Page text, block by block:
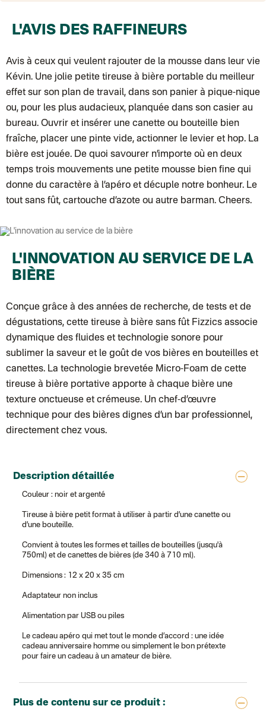
Point relais Standard
Colissimo suivi (expédition partenaire)
Colissimo suivi (envoi partenaire)
Test dropshipping
Colissimo suivi (expédition Soundivine)
Colissimo suivi (expédition Juste un arbre)
Colissimo suivi (expédition Cheer Moda)
Lettre suivie (expédition Merci Maman)
Colissimo suivi (expédition June & Jane)
Colissimo suivi (expédition Les Fils)
Lettre suivie (expédition Les Fils)
Lettre suivie (expédition La Poupette à Paillettes)
Colissimo suivi (expédition Toi-même)
Lettre suivie (expédition par Noémie, la créatrice)
Colissimo suivi (expédition Zebrabook)
Colissimo suivi (expédition Petit Coq)
Colissimo suivi (expédition Papier Curieux)
Lettre Suivie (expédition Atelier Wagram)
Lettre suivie (expédition Atelier Aismée)
DPD colis suivi (expédition La Boîte Concept)
Colis suivi (expédition Loia)
Colissimo personnalisé
Colis suivi (expédition Maison Roshi)
Colissimo suivi (expédition Connoisseur)
Colis suivi GLS (expédition Tikino)
Colissimo suivi (expédition April Eleven)
Belgique
Lettre prioritaire
Colissimo suivi (expédition par Yamayama): Livraison à votre
Chronopost Belgique
Colissimo suivi (expédition par Tot): Livraison à votre domicile,
Chronopost - Livraison express à domicile
Colissimo suivi (expédition partenaire)
Colis suivi (DPD)
Colissimo suivi (expédition Toi-même)
Colissimo suivi (expédition Zebrabook)
Colissimo suivi (expédition Minoe)
Lettre suivie (expédition Les mots doux)
Colissimo suivi (expédition Papier Curieux)
DPD colis suivi (expédition Bounce)
Colis suivi (expédition Loia)
Colissimo suivi (expédition Connoisseur)
Colissimo suivi (expédition April Eleven)
Luxembourg
Lettre prioritaire
Colissimo suivi (expédition Toi-même)
Lettre suivie (expédition Atelier Aismée)
L'AVIS DES RAFFINEURS
Avis à ceux qui veulent rajouter de la mousse dans leur vie
Kévin. Une jolie petite tireuse à bière portable du meilleur
effet sur son plan de travail, dans son panier à pique-nique
ou, pour les plus audacieux, planquée dans son casier au
bureau. Ouvrir et insérer une canette ou bouteille bien
fraîche, placer une pinte vide, actionner le levier et hop. La
bière est jouée. De quoi savourer n’importe où en deux
temps trois mouvements une petite mousse bien fine qui
donne du caractère à l’apéro et décuple notre bonheur. Le
tout sans fût, cartouche d’azote ou autre barman. Cheers.
L'INNOVATION AU SERVICE DE LA
BIÈRE
Conçue grâce à des années de recherche, de tests et de
dégustations, cette tireuse à bière sans fût Fizzics associe
dynamique des fluides et technologie sonore pour
sublimer la saveur et le goût de vos bières en bouteilles et
canettes. La technologie brevetée Micro-Foam de cette
tireuse à bière portative apporte à chaque bière une
texture onctueuse et crémeuse. Un chef-d’œuvre
technique pour des bières dignes d’un bar professionnel,
directement chez vous.
Description détaillée
Couleur : noir et argenté
Tireuse à bière petit format à utiliser à partir d’une canette ou
d’une bouteille.
Convient à toutes les formes et tailles de bouteilles (jusqu'à
750ml) et de canettes de bières (de 340 à 710 ml).
Dimensions : 12 x 20 x 35 cm
Adaptateur non inclus
Alimentation par USB ou piles
Le cadeau apéro qui met tout le monde d’accord : une idée
cadeau anniversaire homme ou simplement le bon prétexte
pour faire un cadeau à un amateur de bière.
Plus de contenu sur ce produit :